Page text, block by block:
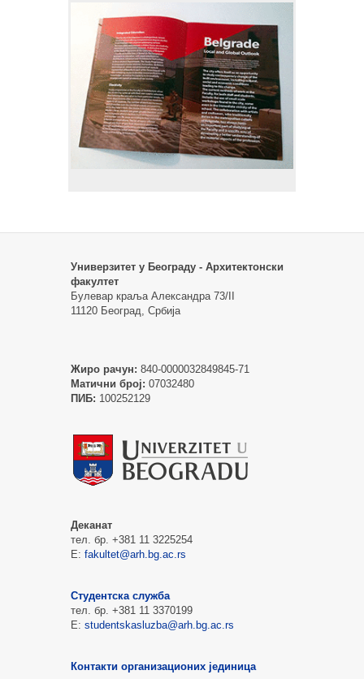
Универзитет у Београду - Архитектонски
факултет
Булевар краља Александра 73/II
11120 Београд, Србија
Жиро рачун: 840-0000032849845-71
Матични број: 07032480
ПИБ: 100252129
Деканат
тел. бр. +381 11 3225254
Е: fakultet@arh.bg.ac.rs
Студентска служба
тел. бр. +381 11 3370199
Е: studentskasluzba@arh.bg.ac.rs
Контакти организационих јединица